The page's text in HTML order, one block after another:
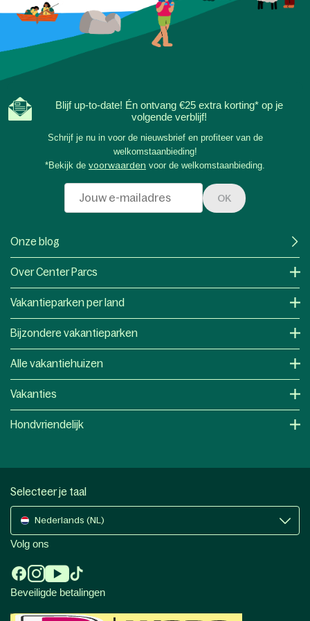
Blijf up-to-date! Én ontvang €25 extra korting* op je
volgende verblijf!
Schrijf je nu in voor de nieuwsbrief en profiteer van de
welkomstaanbieding!
*Bekijk de voorwaarden voor de welkomstaanbieding.
OK
Onze blog
Over Center Parcs
Vakantieparken per land
Bijzondere vakantieparken
Alle vakantiehuizen
Vakanties
Hondvriendelijk
Selecteer je taal
Nederlands (NL)
Volg ons
Beveiligde betalingen